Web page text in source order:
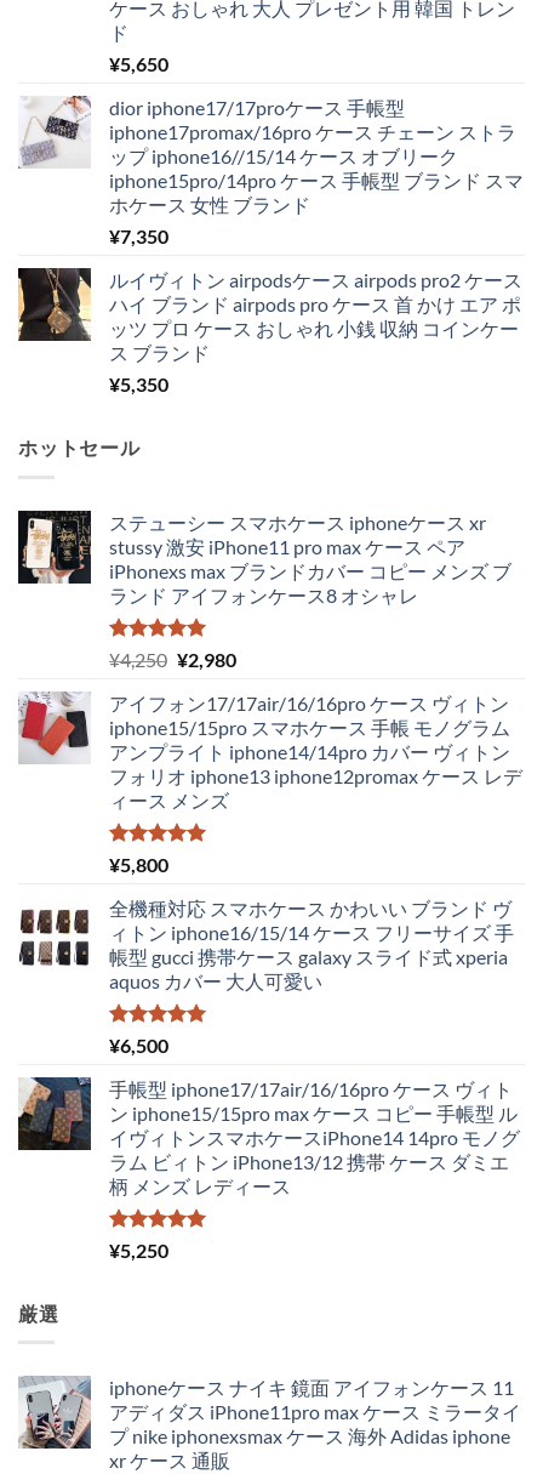
ケース おしゃれ 大人 プレゼント用 韓国 トレン
ド
¥5,650
dior iphone17/17proケース 手帳型
iphone17promax/16pro ケース チェーン ストラ
ップ iphone16//15/14 ケース オブリーク
iphone15pro/14pro ケース 手帳型 ブランド スマ
ホケース 女性 ブランド
¥7,350
ルイヴィトン airpodsケース airpods pro2 ケース
ハイ ブランド airpods pro ケース 首 かけ エア ポ
ッツ プロ ケース おしゃれ 小銭 収納 コインケー
ス ブランド
¥5,350
ホットセール
ステューシー スマホケース iphoneケース xr
stussy 激安 iPhone11 pro max ケース ペア
iPhonexs max ブランドカバー コピー メンズ ブ
ランド アイフォンケース8 オシャレ
5段階中
5.00
の評価
¥4,250 元
価
格
は
¥4,250
で
し
¥2,980現
の
価
格
は
アイフォン17/17air/16/16pro ケース ヴィトン
iphone15/15pro スマホケース 手帳 モノグラム
アンプライト iphone14/14pro カバー ヴィトン
フォリオ iphone13 iphone12promax ケース レデ
ィース メンズ
5段階中
5.00
¥5,800
全機種対応 スマホケース かわいい ブランド ヴ
ィトン iphone16/15/14 ケース フリーサイズ 手
帳型 gucci 携帯ケース galaxy スライド式 xperia
aquos カバー 大人可愛い
5段階中
5.00
¥6,500
手帳型 iphone17/17air/16/16pro ケース ヴィト
ン iphone15/15pro max ケース コピー 手帳型 ル
イヴィトンスマホケースiPhone14 14pro モノグ
ラム ビィトン iPhone13/12 携帯 ケース ダミエ
柄 メンズ レディース
5段階中
5.00
¥5,250
厳選
iphoneケース ナイキ 鏡面 アイフォンケース 11
アディダス iPhone11pro max ケース ミラータイ
プ nike iphonexsmax ケース 海外 Adidas iphone
xr ケース 通販